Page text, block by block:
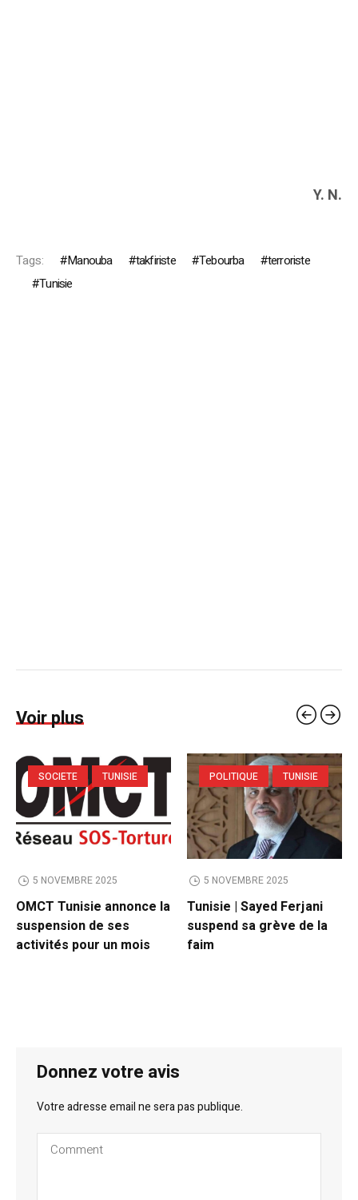
Y. N.
Tags: Manouba takfiriste Tebourba
terroriste
Tunisie
Voir plus
SOCIETE TUNISIE
5 NOVEMBRE 2025
OMCT Tunisie annonce la
suspension de ses
activités pour un mois
POLITIQUE TUNISIE
5 NOVEMBRE 2025
Tunisie | Sayed Ferjani
suspend sa grève de la
faim
Donnez votre avis
Votre adresse email ne sera pas publique.